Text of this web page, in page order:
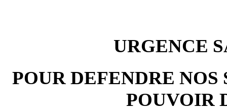
URGENCE
POUR DEFENDRE
POUVOIR